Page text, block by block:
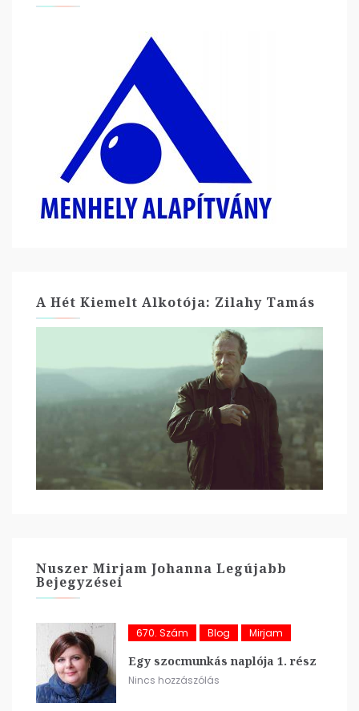
A Hét Kiemelt Alkotója: Zilahy Tamás
Nuszer Mirjam Johanna Legújabb
Bejegyzései
670. Szám Blog Mirjam
Egy szocmunkás naplója 1. rész
Nincs hozzászólás